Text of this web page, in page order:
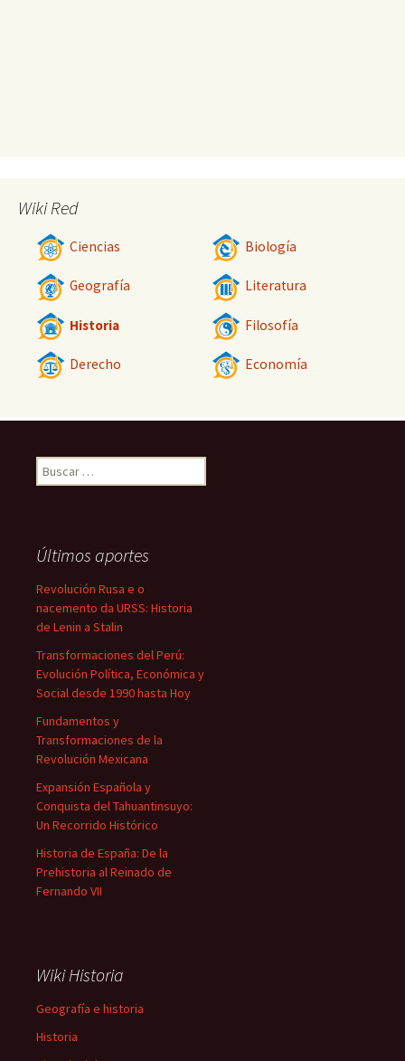
Wiki Red
Ciencias Biología
Geografía Literatura
Historia Filosofía
Derecho Economía
Buscar:
Últimos aportes
Revolución Rusa e o
nacemento da URSS: Historia
de Lenin a Stalin
Transformaciones del Perú:
Evolución Política, Económica y
Social desde 1990 hasta Hoy
Fundamentos y
Transformaciones de la
Revolución Mexicana
Expansión Española y
Conquista del Tahuantinsuyo:
Un Recorrido Histórico
Historia de España: De la
Prehistoria al Reinado de
Fernando VII
Wiki Historia
Geografía e historia
Historia